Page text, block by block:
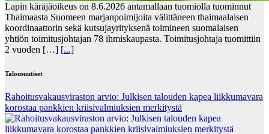
Lapin käräjäoikeus on 8.6.2026 antamallaan tuomiolla tuominnut
Thaimaasta Suomeen marjanpoimijoita välittäneen thaimaalaisen
koordinaattorin sekä kutsujayrityksenä toimineen suomalaisen
yhtiön toimitusjohtajan 78 ihmiskaupasta. Toimitusjohtaja tuomittiin
2 vuoden […] [...]
Talousuutiset
Rahoitusvakausviraston arvio: Julkisen talouden kapea liikkumavara
korostaa pankkien kriisivalmiuksien merkitystä